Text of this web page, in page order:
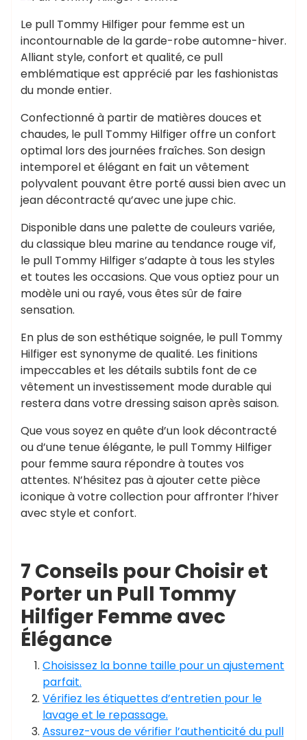
Le pull Tommy Hilfiger pour femme est un
incontournable de la garde-robe automne-hiver.
Alliant style, confort et qualité, ce pull
emblématique est apprécié par les fashionistas
du monde entier.
Confectionné à partir de matières douces et
chaudes, le pull Tommy Hilfiger offre un confort
optimal lors des journées fraîches. Son design
intemporel et élégant en fait un vêtement
polyvalent pouvant être porté aussi bien avec un
jean décontracté qu’avec une jupe chic.
Disponible dans une palette de couleurs variée,
du classique bleu marine au tendance rouge vif,
le pull Tommy Hilfiger s’adapte à tous les styles
et toutes les occasions. Que vous optiez pour un
modèle uni ou rayé, vous êtes sûr de faire
sensation.
En plus de son esthétique soignée, le pull Tommy
Hilfiger est synonyme de qualité. Les finitions
impeccables et les détails subtils font de ce
vêtement un investissement mode durable qui
restera dans votre dressing saison après saison.
Que vous soyez en quête d’un look décontracté
ou d’une tenue élégante, le pull Tommy Hilfiger
pour femme saura répondre à toutes vos
attentes. N’hésitez pas à ajouter cette pièce
iconique à votre collection pour affronter l’hiver
avec style et confort.
7 Conseils pour Choisir et
Porter un Pull Tommy
Hilfiger Femme avec
Élégance
Choisissez la bonne taille pour un ajustement
parfait.
Vérifiez les étiquettes d’entretien pour le
lavage et le repassage.
Assurez-vous de vérifier l’authenticité du pull